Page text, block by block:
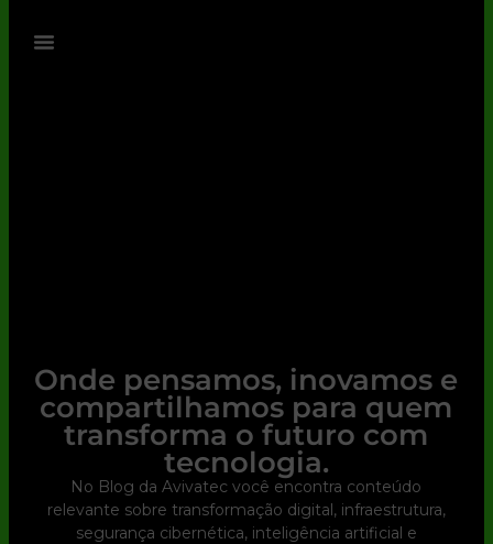
Onde pensamos, inovamos e
compartilhamos para quem
transforma o futuro com
tecnologia.
No Blog da Avivatec você encontra conteúdo
relevante sobre transformação digital, infraestrutura,
segurança cibernética, inteligência artificial e